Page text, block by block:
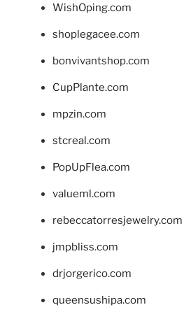
WishOping.com
shoplegacee.com
bonvivantshop.com
CupPlante.com
mpzin.com
stcreal.com
PopUpFlea.com
valueml.com
rebeccatorresjewelry.com
jmpbliss.com
drjorgerico.com
queensushipa.com